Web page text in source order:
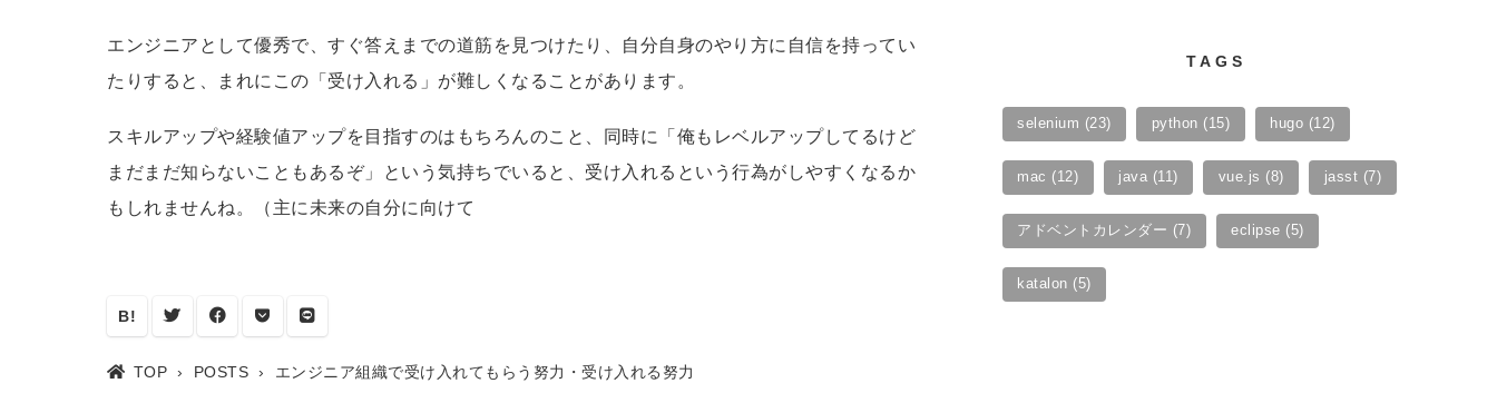
エンジニアとして優秀で、すぐ答えまでの道筋を見つけたり、自分自身のやり方に自信を持ってい
たりすると、まれにこの「受け入れる」が難しくなることがあります。
スキルアップや経験値アップを目指すのはもちろんのこと、同時に「俺もレベルアップしてるけど
まだまだ知らないこともあるぞ」という気持ちでいると、受け入れるという行為がしやすくなるか
もしれませんね。（主に未来の自分に向けて
B!
TOP POSTS エンジニア組織で受け入れてもらう努力・受け入れる努力
TAGS
selenium (23) python (15) hugo (12)
mac (12) java (11) vue.js (8) jasst (7)
アドベントカレンダー (7) eclipse (5)
katalon (5)